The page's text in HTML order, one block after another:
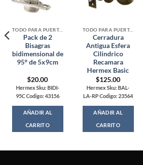
TODO PARA PUERTAS, CAJONES Y CLOSETS
Pack de 2
Bisagras
bidimensional de
95° de 5x9cm
$20.00
Hermex Sku: BIDI-
95C Codigo: 43156
AÑADIR AL
CARRITO
TODO PARA PUERTAS, CAJONES Y CLOSETS
Cerradura
Antigua Esfera
Cilindrico
Recamara
Hermex Basic
$125.00
Hermex Sku: BAL-
LA-RP Codigo: 23564
AÑADIR AL
CARRITO